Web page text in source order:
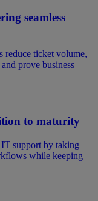
seamless
reduce ticket volume,
prove business
to maturity
support by taking
while keeping